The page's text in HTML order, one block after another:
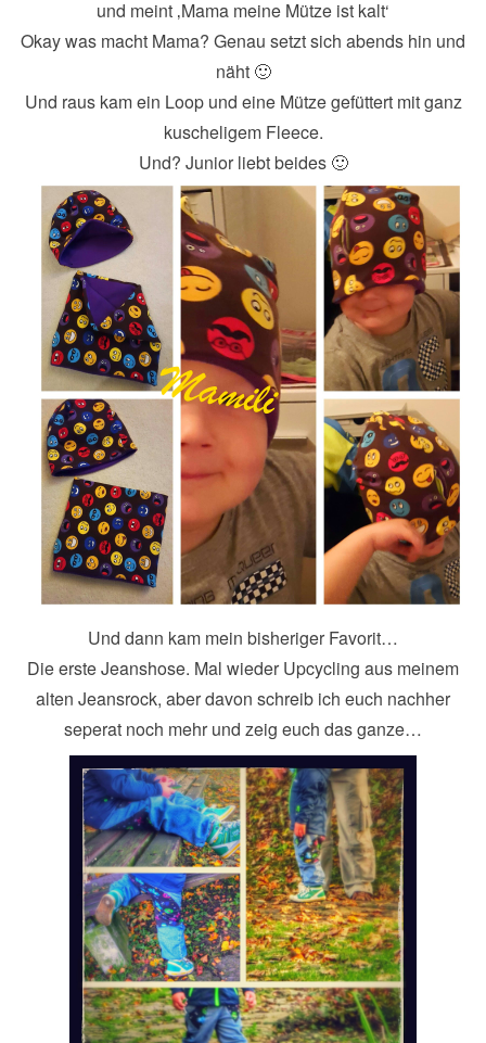
und meint ‚Mama meine Mütze ist kalt‘
Okay was macht Mama? Genau setzt sich abends hin und
näht 🙂
Und raus kam ein Loop und eine Mütze gefüttert mit ganz
kuscheligem Fleece.
Und? Junior liebt beides 🙂
Und dann kam mein bisheriger Favorit…
Die erste Jeanshose. Mal wieder Upcycling aus meinem
alten Jeansrock, aber davon schreib ich euch nachher
seperat noch mehr und zeig euch das ganze…